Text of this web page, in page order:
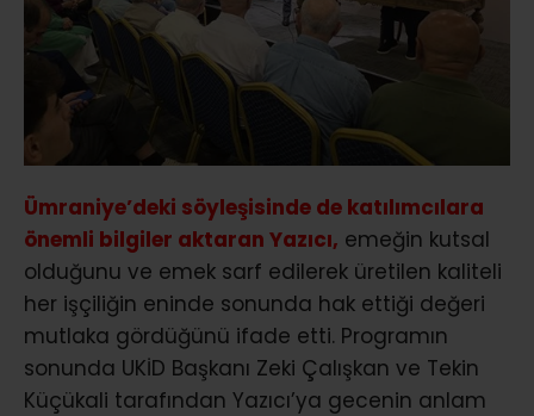
Ümraniye’deki söyleşisinde de katılımcılara
önemli bilgiler aktaran Yazıcı, emeğin kutsal
olduğunu ve emek sarf edilerek üretilen kaliteli
her işçiliğin eninde sonunda hak ettiği değeri
mutlaka gördüğünü ifade etti. Programın
sonunda UKİD Başkanı Zeki Çalışkan ve Tekin
Küçükali tarafından Yazıcı’ya gecenin anlam